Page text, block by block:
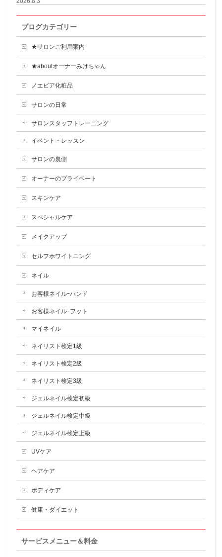
ブログカテゴリー
★サロンご利用案内
★aboutオーナーみけちゃん
ノエビア化粧品
サロンの日常
サロンスタッフトレーニング
イベント・レッスン
サロンの裏側
オーナーのプライベート
スキンケア
スペシャルケア
メイクアップ
セルフホワイトニング
ネイル
お客様ネイルｰハンド
お客様ネイルｰフット
マイネイル
ネイリスト検定1級
ネイリスト検定2級
ネイリスト検定3級
ジェルネイル検定初級
ジェルネイル検定中級
ジェルネイル検定上級
UVケア
ヘアケア
ボディケア
健康・ダイエット
サービスメニュー＆料金